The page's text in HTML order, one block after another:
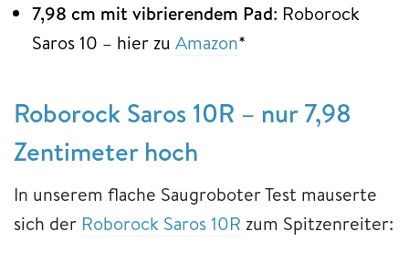
7,98 cm mit vibrierendem Pad: Roborock
Saros 10 – hier zu Amazon*
Roborock Saros 10R – nur 7,98
Zentimeter hoch
In unserem flache Saugroboter Test mauserte
sich der Roborock Saros 10R zum Spitzenreiter: